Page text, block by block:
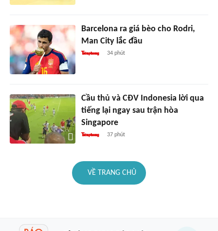
Barcelona ra giá bèo cho Rodri,
Man City lắc đầu
34 phút
Cầu thủ và CĐV Indonesia lời qua
tiếng lại ngay sau trận hòa
Singapore
37 phút
VỀ TRANG CHỦ